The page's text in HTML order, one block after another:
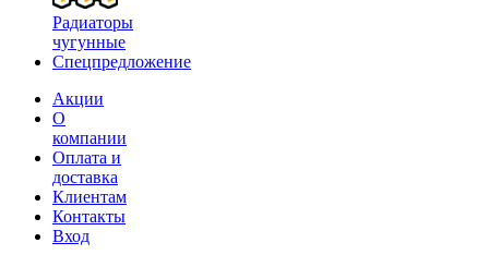
Радиаторы
чугунные
Спецпредложение
Акции
О
компании
Оплата и
доставка
Клиентам
Контакты
Вход